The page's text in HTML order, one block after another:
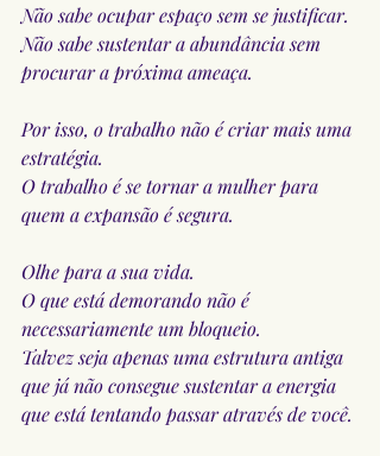
Não sabe ocupar espaço sem se justificar.
Não sabe sustentar a abundância sem
procurar a próxima ameaça.
Por isso, o trabalho não é criar mais uma
estratégia.
O trabalho é se tornar a mulher para
quem a expansão é segura.
Olhe para a sua vida.
O que está demorando não é
necessariamente um bloqueio.
Talvez seja apenas uma estrutura antiga
que já não consegue sustentar a energia
que está tentando passar através de você.